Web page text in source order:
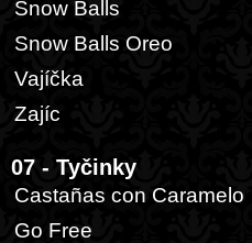
Snow Balls
Snow Balls Oreo
Vajíčka
Zajíc
07 - Tyčinky
Castañas con Caramelo
Go Free